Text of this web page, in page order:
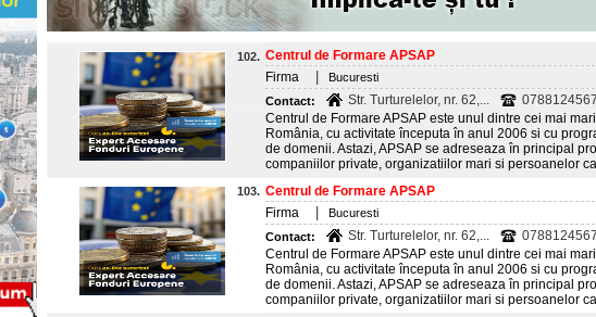
102. Centrul de Formare APSAP
Firma
Bucuresti
Contact:
Str. Turturelelor, nr. 62,...
Centrul de Formare APSAP este unul dintre cei mai
România, cu activitate începuta în anul 2006 si cu
de domenii. Astazi, APSAP se adreseaza în principal
companiilor private, organizatiilor mari si persoanelor
103. Centrul de Formare APSAP
Firma
Bucuresti
Contact:
Str. Turturelelor, nr. 62,...
Centrul de Formare APSAP este unul dintre cei mai
România, cu activitate începuta în anul 2006 si cu
de domenii. Astazi, APSAP se adreseaza în principal
companiilor private, organizatiilor mari si persoanelor